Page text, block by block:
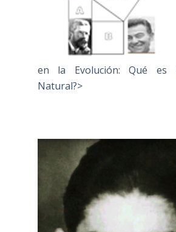
en la Evolución: Qué es
Natural?>